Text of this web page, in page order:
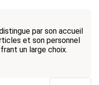
par son accueil
et son personnel
un large choix.